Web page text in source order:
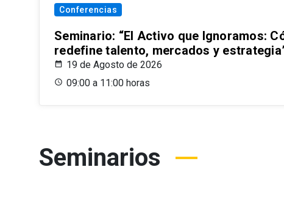
Conferencias
Seminario: “El Activo que Ignoramos:
redefine talento, mercados y
19 de Agosto de 2026
09:00 a 11:00 horas
Seminarios